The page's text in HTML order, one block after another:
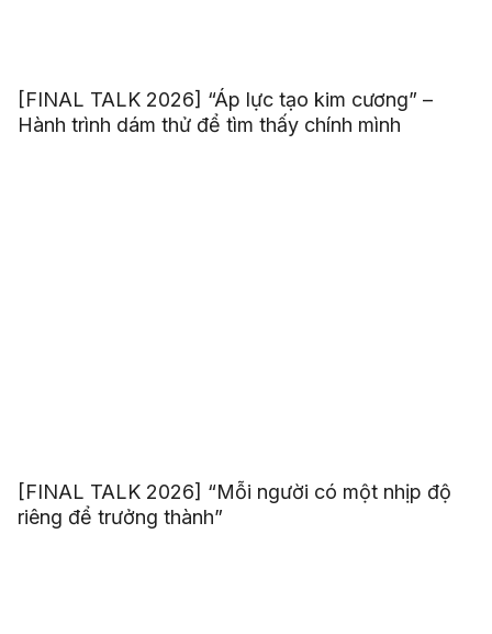
[FINAL TALK 2026] “Áp lực tạo kim cương” –
Hành trình dám thử để tìm thấy chính mình
[FINAL TALK 2026] “Mỗi người có một nhịp độ
riêng để trưởng thành”